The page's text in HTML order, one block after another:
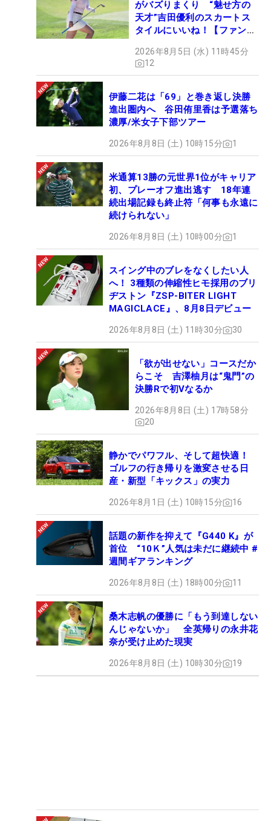
がバズりまくり “魅せ方の
天才”吉田優利のスカートス
タイルにいいね！【ファンが
2026年8月5日 (水) 11時45分
12
伊藤二花は「69」と巻き返し決勝
進出圏内へ 谷田侑里香は予選落ち
濃厚/米女子下部ツアー
2026年8月8日 (土) 10時15分 1
米通算13勝の元世界1位がキャリア
初、プレーオフ進出逃す 18年連
続出場記録も終止符「何事も永遠に
続けられない」
2026年8月8日 (土) 10時00分 1
スイング中のブレをなくしたい人
へ！ 3種類の伸縮性ヒモ採用のブリ
ヂストン『ZSP-BITER LIGHT
MAGICLACE』、8月8日デビュー
2026年8月8日 (土) 11時30分 30
「欲が出せない」コースだか
らこそ 吉澤柚月は“鬼門”の
決勝Rで初Vなるか
2026年8月8日 (土) 17時58分
20
静かでパワフル、そして超快適！
ゴルフの行き帰りを激変させる日
産・新型「キックス」の実力
2026年8月1日 (土) 10時15分 16
話題の新作を抑えて『G440 K』が
首位 “10Ｋ”人気は未だに継続中 #
週間ギアランキング
2026年8月8日 (土) 18時00分 11
桑木志帆の優勝に「もう到達しない
んじゃないか」 全英帰りの永井花
奈が受け止めた現実
2026年8月8日 (土) 10時30分 19